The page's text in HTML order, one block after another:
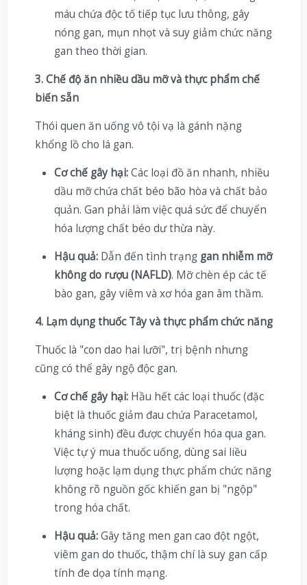
máu chứa độc tố tiếp tục lưu thông, gây
nóng gan, mụn nhọt và suy giảm chức năng
gan theo thời gian.
3. Chế độ ăn nhiều dầu mỡ và thực phẩm chế
biến sẵn
Thói quen ăn uống vô tội vạ là gánh nặng
khổng lồ cho lá gan.
Cơ chế gây hại:Các loại đồ ăn nhanh, nhiều
dầu mỡ chứa chất béo bão hòa và chất bảo
quản. Gan phải làm việc quá sức để chuyển
hóa lượng chất béo dư thừa này.
Hậu quả:Dẫn đến tình trạng gan nhiễm mỡ
không do rượu (NAFLD). Mỡ chèn ép các tế
bào gan, gây viêm và xơ hóa gan âm thầm.
4. Lạm dụng thuốc Tây và thực phẩm chức năng
Thuốc là "con dao hai lưỡi", trị bệnh nhưng
cũng có thể gây ngộ độc gan.
Cơ chế gây hại:Hầu hết các loại thuốc (đặc
biệt là thuốc giảm đau chứa Paracetamol,
kháng sinh) đều được chuyển hóa qua gan.
Việc tự ý mua thuốc uống, dùng sai liều
lượng hoặc lạm dụng thực phẩm chức năng
không rõ nguồn gốc khiến gan bị "ngộp"
trong hóa chất.
Hậu quả:Gây tăng men gan cao đột ngột,
viêm gan do thuốc, thậm chí là suy gan cấp
tính đe dọa tính mạng.